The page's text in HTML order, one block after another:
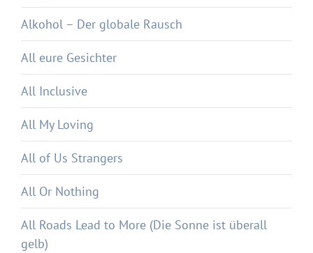
Alkohol – Der globale Rausch
All eure Gesichter
All Inclusive
All My Loving
All of Us Strangers
All Or Nothing
All Roads Lead to More (Die Sonne ist überall
gelb)